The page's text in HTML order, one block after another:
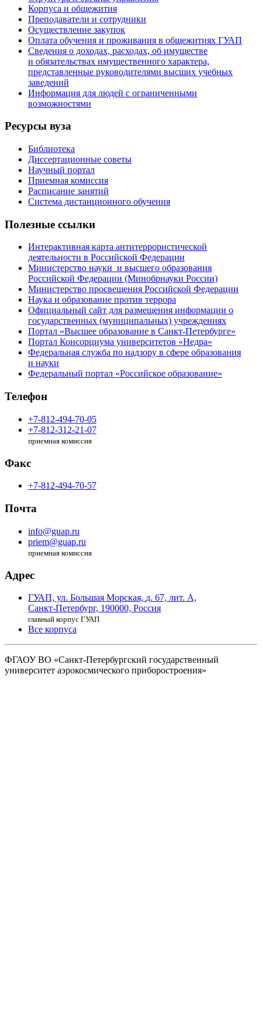
Корпуса и общежития
Преподаватели и сотрудники
Осуществление закупок
Оплата обучения и проживания в общежитиях ГУАП
Сведения о доходах, расходах, об имуществе
и обязательствах имущественного характера,
представленные руководителями высших учебных
заведений
Информация для людей с ограниченными
возможностями
Ресурсы вуза
Библиотека
Диссертационные советы
Научный портал
Приемная комиссия
Расписание занятий
Система дистанционного обучения
Полезные ссылки
Интерактивная карта антитеррористической
деятельности в Российской Федерации
Министерство науки и высшего образования
Российской Федерации (Минобрнауки России)
Министерство просвещения Российской Федерации
Наука и образование против террора
Официальный сайт для размещения информации о
государственных (муниципальных) учреждениях
Портал «Высшее образование в Санкт-Петербурге»
Портал Консорциума университетов «Недра»
Федеральная служба по надзору в сфере образования
и науки
Федеральный портал «Российское образование»
Телефон
+7-812-494-70-05
+7-812-312-21-07
приемная комиссия
Факс
+7-812-494-70-57
Почта
info@guap.ru
priem@guap.ru
приемная комиссия
Адрес
ГУАП, ул. Большая Морская, д. 67, лит. А,
Санкт-Петербург, 190000, Россия
главный корпус ГУАП
Все корпуса
ФГАОУ ВО «Санкт-Петербургский государственный
университет аэрокосмического приборостроения»